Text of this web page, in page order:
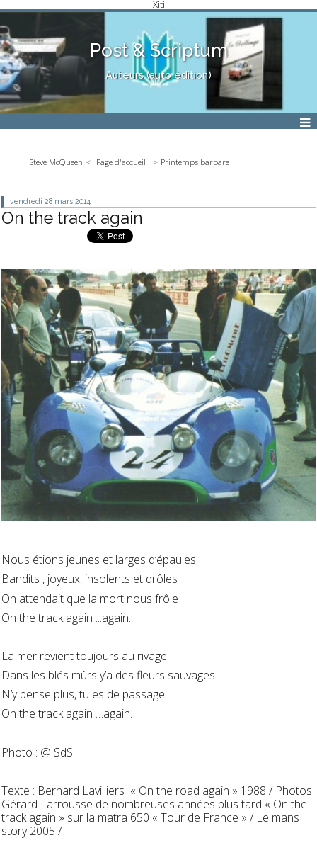
Xiti
Post & Scriptum
Auteurs (auto édition)
Steve McQueen Page d'accueil Printemps barbare
vendredi 28 mars 2014
On the track again
Nous étions jeunes et larges d’épaules
Bandits , joyeux, insolents et drôles
On attendait que la mort nous frôle
On the track again ...again...
La mer revient toujours au rivage
Dans les blés mûrs y’a des fleurs sauvages
N’y pense plus, tu es de passage
On the track again …again…
Photo : @ SdS
Texte : Bernard Lavilliers « On the road again » 1988 / Photos:
Gérard Larrousse de nombreuses années plus tard « On the
track again » sur la matra 650 « Tour de France » / Le mans
story 2005 /